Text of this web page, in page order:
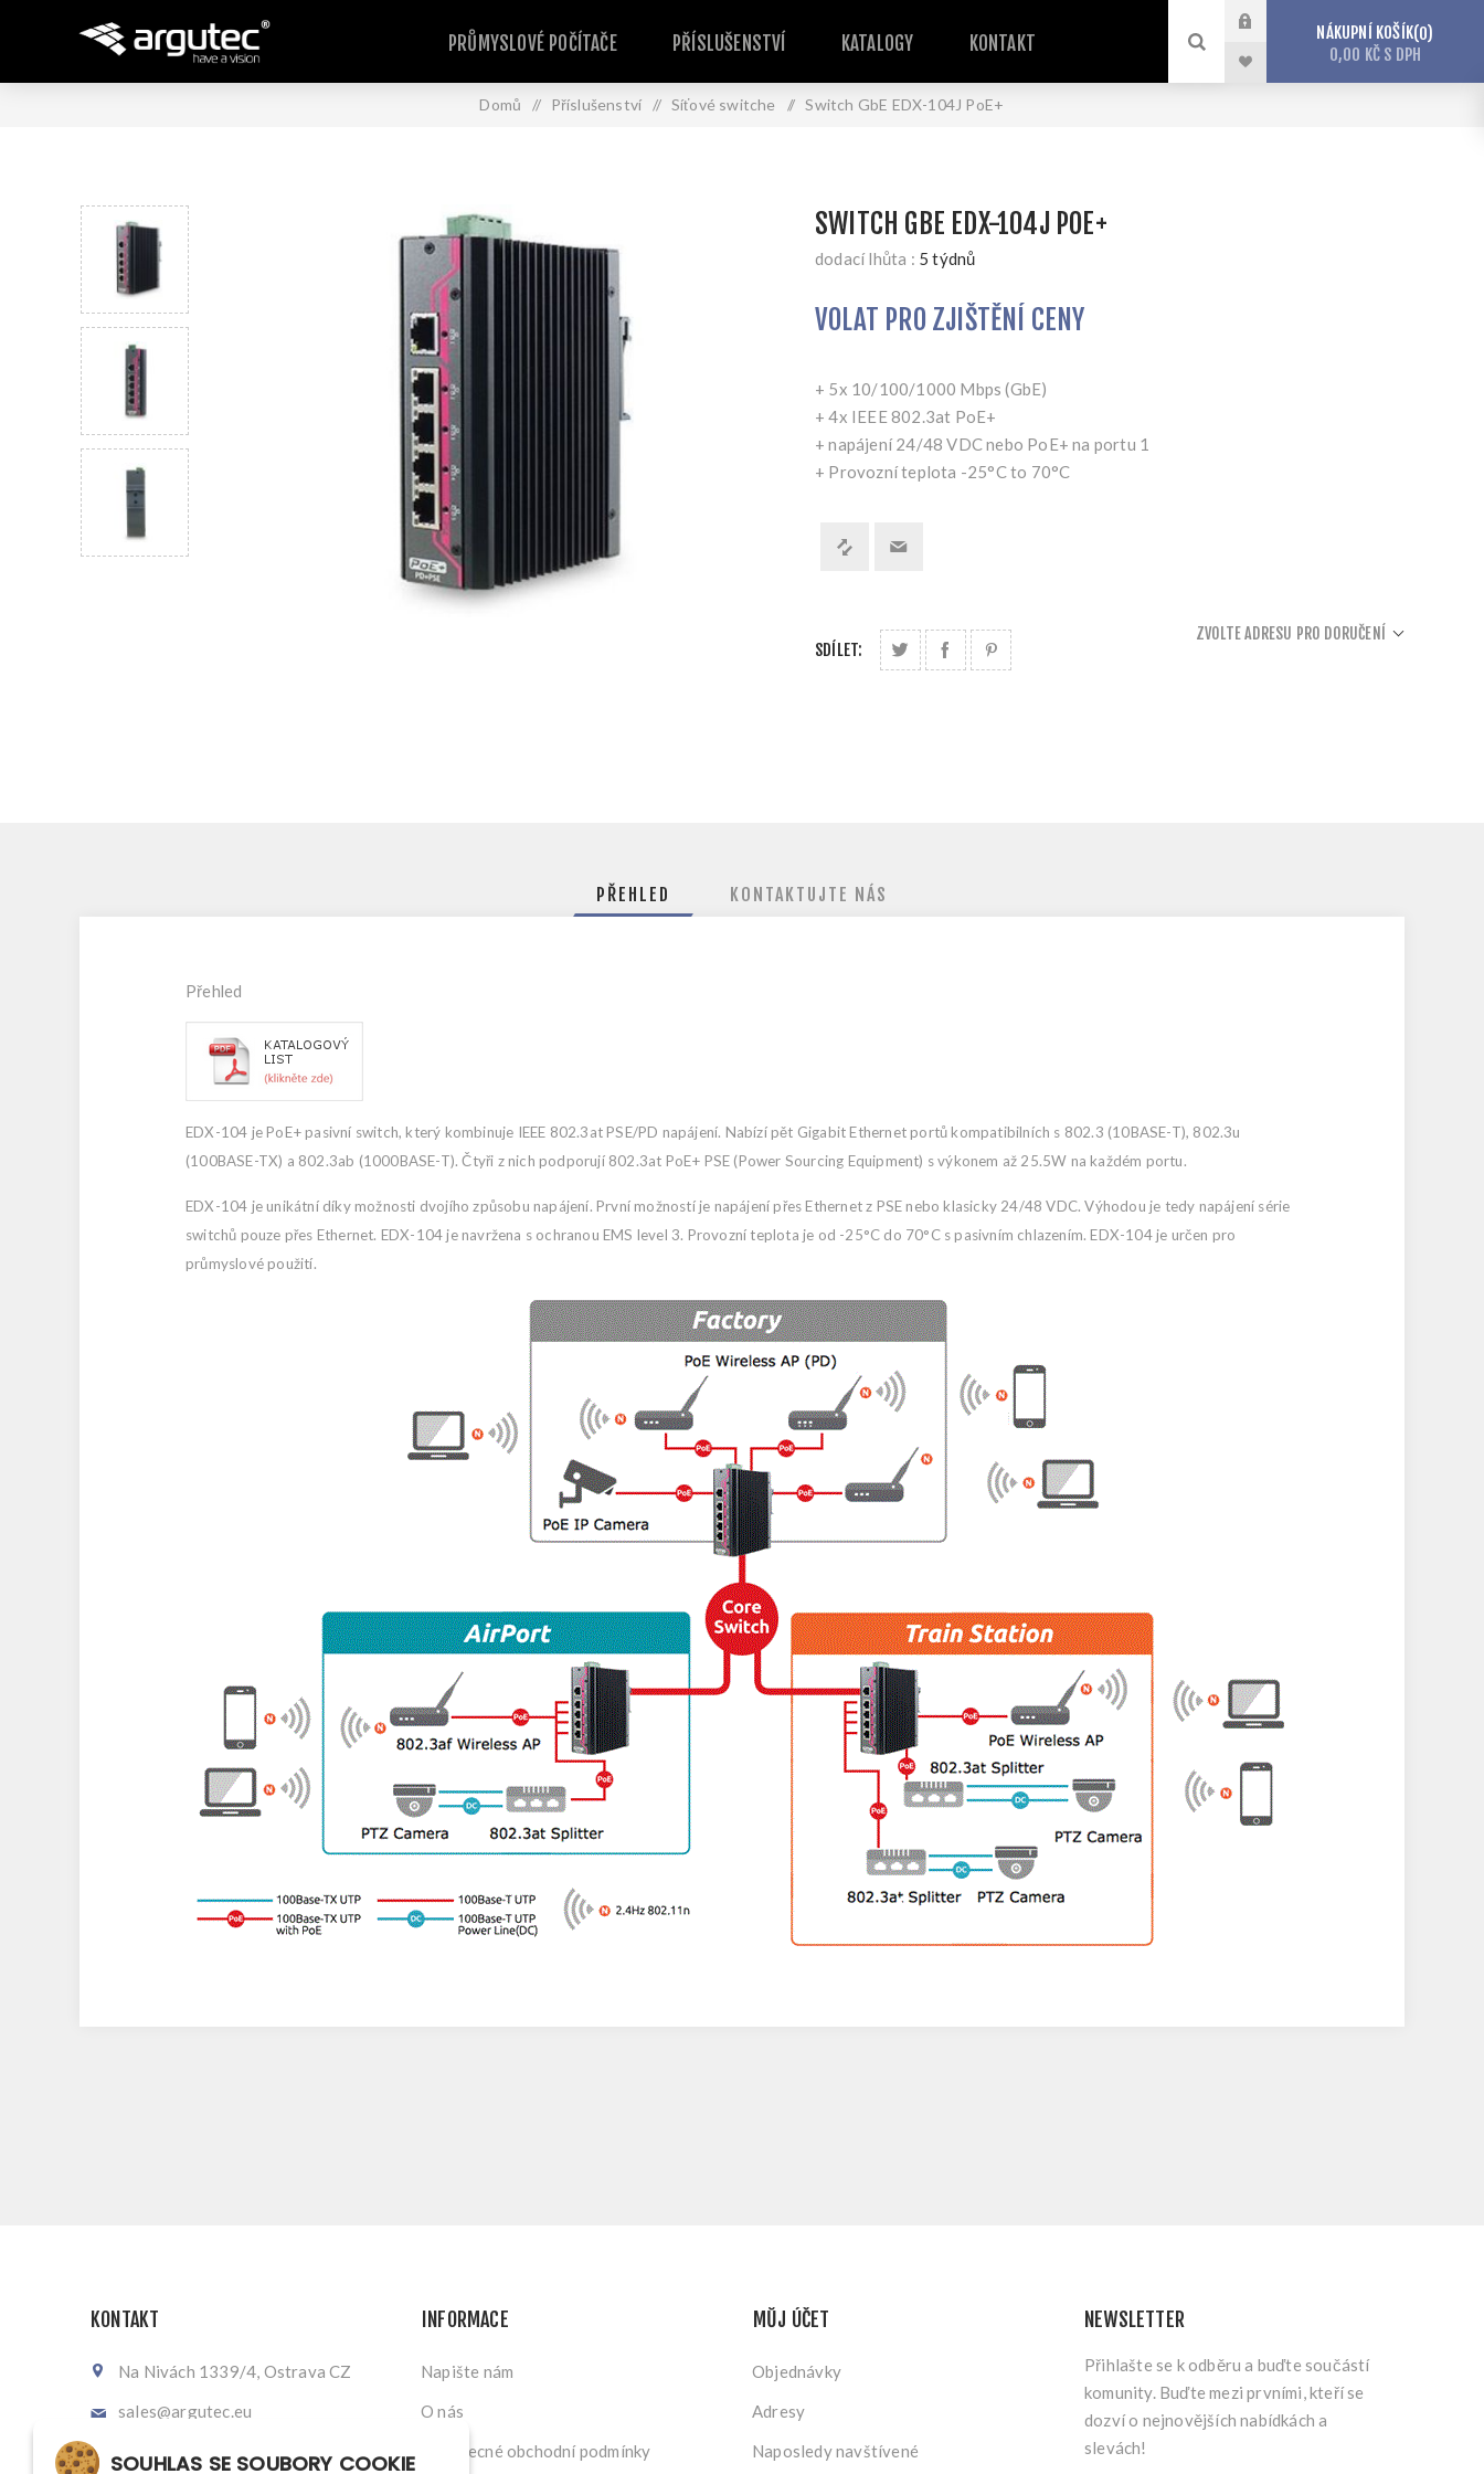
PRŮMYSLOVÉ POČÍTAČE PŘÍSLUŠENSTVÍ KATALOGY KONTAKT NÁKUPNÍ KOŠÍK 0
0,00 KČ S DPH
Domů / Příslušenství / Síťové switche / Switch GbE EDX-104J PoE+
SWITCH GBE EDX-104J POE+
dodací lhůta : 5 týdnů
VOLAT PRO ZJIŠTĚNÍ CENY
+ 5x 10/100/1000 Mbps (GbE)
+ 4x IEEE 802.3at PoE+
+ napájení 24/48 VDC nebo PoE+ na portu 1
+ Provozní teplota -25°C to 70°C
SDÍLET:
ZVOLTE ADRESU PRO DORUČENÍ
PŘEHLED KONTAKTUJTE NÁS
Přehled
EDX-104 je PoE+ pasivní switch, který kombinuje IEEE 802.3at PSE/PD napájení. Nabízí pět Gigabit Ethernet portů kompatibilních s 802.3 (10BASE-T), 802.3u
(100BASE-TX) a 802.3ab (1000BASE-T). Čtyři z nich podporují 802.3at PoE+ PSE (Power Sourcing Equipment) s výkonem až 25.5W na každém portu.
EDX-104 je unikátní díky možnosti dvojího způsobu napájení. První možností je napájení přes Ethernet z PSE nebo klasicky 24/48 VDC. Výhodou je tedy napájení série
switchů pouze přes Ethernet. EDX-104 je navržena s ochranou EMS level 3. Provozní teplota je od -25°C do 70°C s pasivním chlazením. EDX-104 je určen pro
průmyslové použití.
KONTAKT
Na Nivách 1339/4, Ostrava CZ
sales@argutec.eu
INFORMACE
Napište nám
O nás
Všeobecné obchodní podmínky
MŮJ ÚČET
Objednávky
Adresy
Naposledy navštívené
NEWSLETTER
Přihlašte se k odběru a buďte součástí
komunity. Buďte mezi prvními, kteří se
dozví o nejnovějších nabídkách a
slevách!
SOUHLAS SE SOUBORY COOKIE